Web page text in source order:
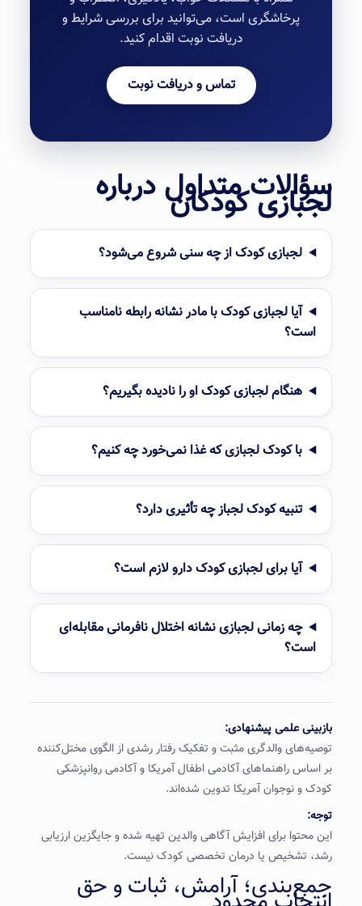
پرخاشگری است، می‌توانید برای بررسی شرایط و
دریافت نوبت اقدام کنید.
تماس و دریافت نوبت
سؤالات متداول درباره
لجبازی کودکان
لجبازی کودک از چه سنی شروع می‌شود؟
آیا لجبازی کودک با مادر نشانه رابطه نامناسب
است؟
هنگام لجبازی کودک او را نادیده بگیریم؟
با کودک لجبازی که غذا نمی‌خورد چه کنیم؟
تنبیه کودک لجباز چه تأثیری دارد؟
آیا برای لجبازی کودک دارو لازم است؟
چه زمانی لجبازی نشانه اختلال نافرمانی مقابله‌ای
است؟
بازبینی علمی پیشنهادی:
توصیه‌های والدگری مثبت و تفکیک رفتار رشدی از الگوی مختل‌کننده
بر اساس راهنماهای آکادمی اطفال آمریکا و آکادمی روانپزشکی
کودک و نوجوان آمریکا تدوین شده‌اند.
توجه:
این محتوا برای افزایش آگاهی والدین تهیه شده و جایگزین ارزیابی
رشد، تشخیص یا درمان تخصصی کودک نیست.
جمع‌بندی؛ آرامش، ثبات و حق